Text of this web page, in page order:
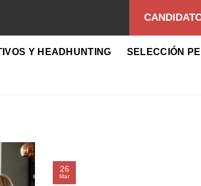
Y HEADHUNTING SELECCIÓN
26
Mar